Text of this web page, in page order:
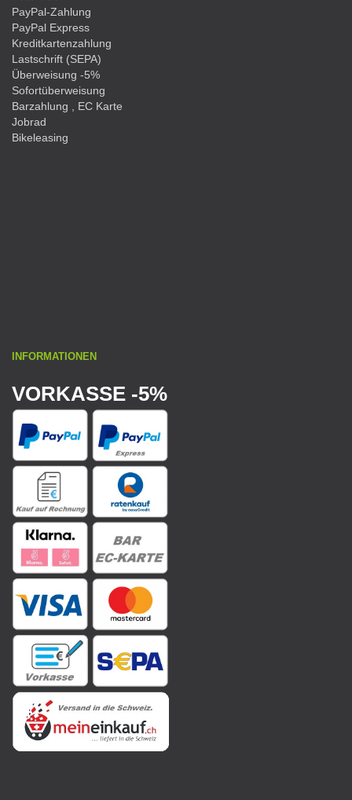
PayPal-Zahlung
PayPal Express
Kreditkartenzahlung
Lastschrift (SEPA)
Überweisung -5%
Sofortüberweisung
Barzahlung , EC Karte
Jobrad
Bikeleasing
INFORMATIONEN
VORKASSE -5%